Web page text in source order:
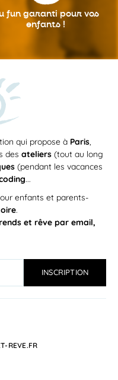
fun garantipour vos
enfants !
qui propose à Paris,
des ateliers (tout au long
(pendant les vacances
...
enfants et parents-
.
et rêve par email,
REVE.FR